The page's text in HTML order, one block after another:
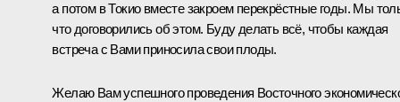
а потом в Токио вместе закроем перекрёстные годы. Мы
что договорились об этом. Буду делать всё, чтобы каждая
встреча с Вами приносила свои плоды.
Желаю Вам успешного проведения Восточного